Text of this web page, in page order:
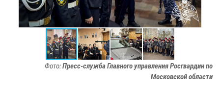
Фото:Пресс-служба Главного управления Росгвардии по
Московской области